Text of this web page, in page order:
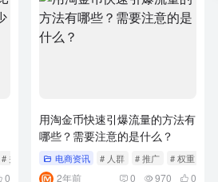
# 关键词
0
用淘金币快速引爆流量的方法有
哪些？需要注意的是什么？
电商资讯 # 人群 # 推广 # 权重
2年前 0 970 0